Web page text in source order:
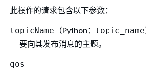
此操作的请求包含以下参数：
topicName （Python： topic_name
要向其发布消息的主题。
qos